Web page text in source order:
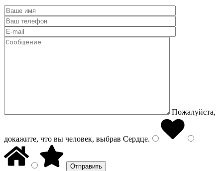
Пожалуйста,
докажите, что вы человек, выбрав Сердце.